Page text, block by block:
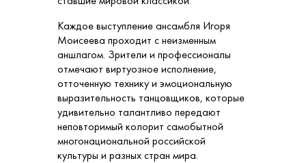
Каждое выступление ансамбля Игоря
Моисеева проходит с неизменным
аншлагом. Зрители и профессионалы
отмечают виртуозное исполнение,
отточенную технику и эмоциональную
выразительность танцовщиков, которые
удивительно талантливо передают
неповторимый колорит самобытной
многонациональной российской
культуры и разных стран мира.